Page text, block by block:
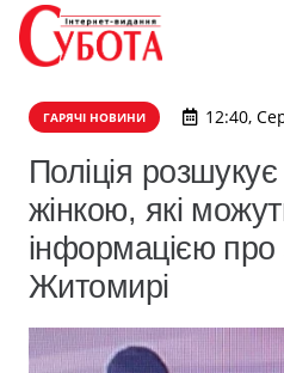
ГАРЯЧІ НОВИНИ 12:40,
Поліція
жінкою, які
інформацією про
Житомирі